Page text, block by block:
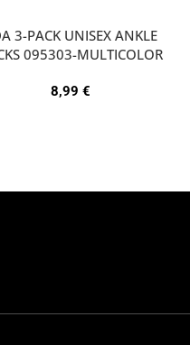
3-PACK UNISEX ANKLE
095303-MULTICOLOR
8,99 €